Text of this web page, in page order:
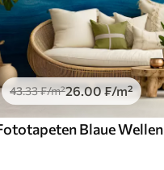
43.33₣/m²26.00₣/m²
Blaue Wellen